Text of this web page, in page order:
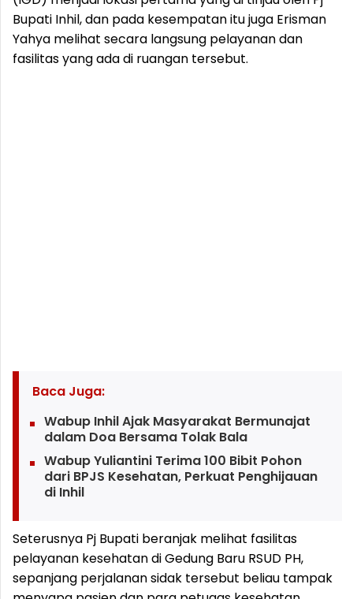
Bupati Inhil, dan pada kesempatan itu juga Erisman
Yahya melihat secara langsung pelayanan dan
fasilitas yang ada di ruangan tersebut.
Baca Juga:
Wabup Inhil Ajak Masyarakat Bermunajat
dalam Doa Bersama Tolak Bala
Wabup Yuliantini Terima 100 Bibit Pohon
dari BPJS Kesehatan, Perkuat Penghijauan
di Inhil
Seterusnya Pj Bupati beranjak melihat fasilitas
pelayanan kesehatan di Gedung Baru RSUD PH,
sepanjang perjalanan sidak tersebut beliau tampak